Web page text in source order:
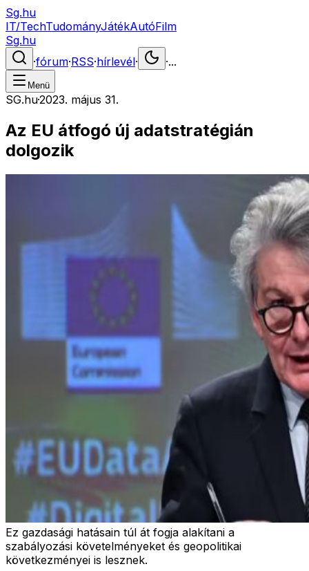
Sg.hu
IT/TechTudományJátékAutóFilm
Sg.hu
·fórum·RSS·hírlevél· ·...
Menü
SG.hu·2023. május 31.
Az EU átfogó új adatstratégián
dolgozik
Ez gazdasági hatásain túl át fogja alakítani a
szabályozási követelményeket és geopolitikai
következményei is lesznek.